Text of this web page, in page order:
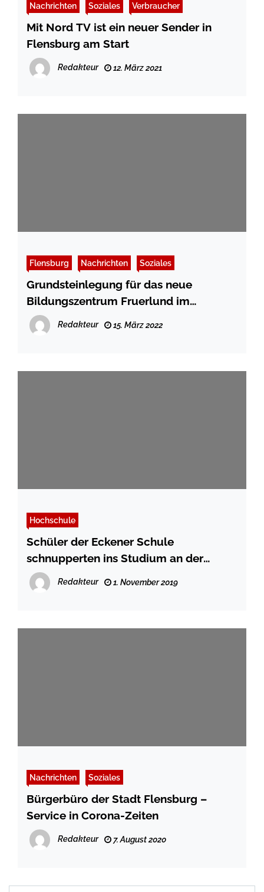
Nachrichten Soziales Verbraucher
Mit Nord TV ist ein neuer Sender in
Flensburg am Start
Redakteur 12. März 2021
Flensburg Nachrichten Soziales
Grundsteinlegung für das neue
Bildungszentrum Fruerlund im
Sanierungsgebiet Fruerlund
Redakteur 15. März 2022
Hochschule
Schüler der Eckener Schule
schnupperten ins Studium an der
Hochschule Flensburg
Redakteur 1. November 2019
Nachrichten Soziales
Bürgerbüro der Stadt Flensburg –
Service in Corona-Zeiten
Redakteur 7. August 2020